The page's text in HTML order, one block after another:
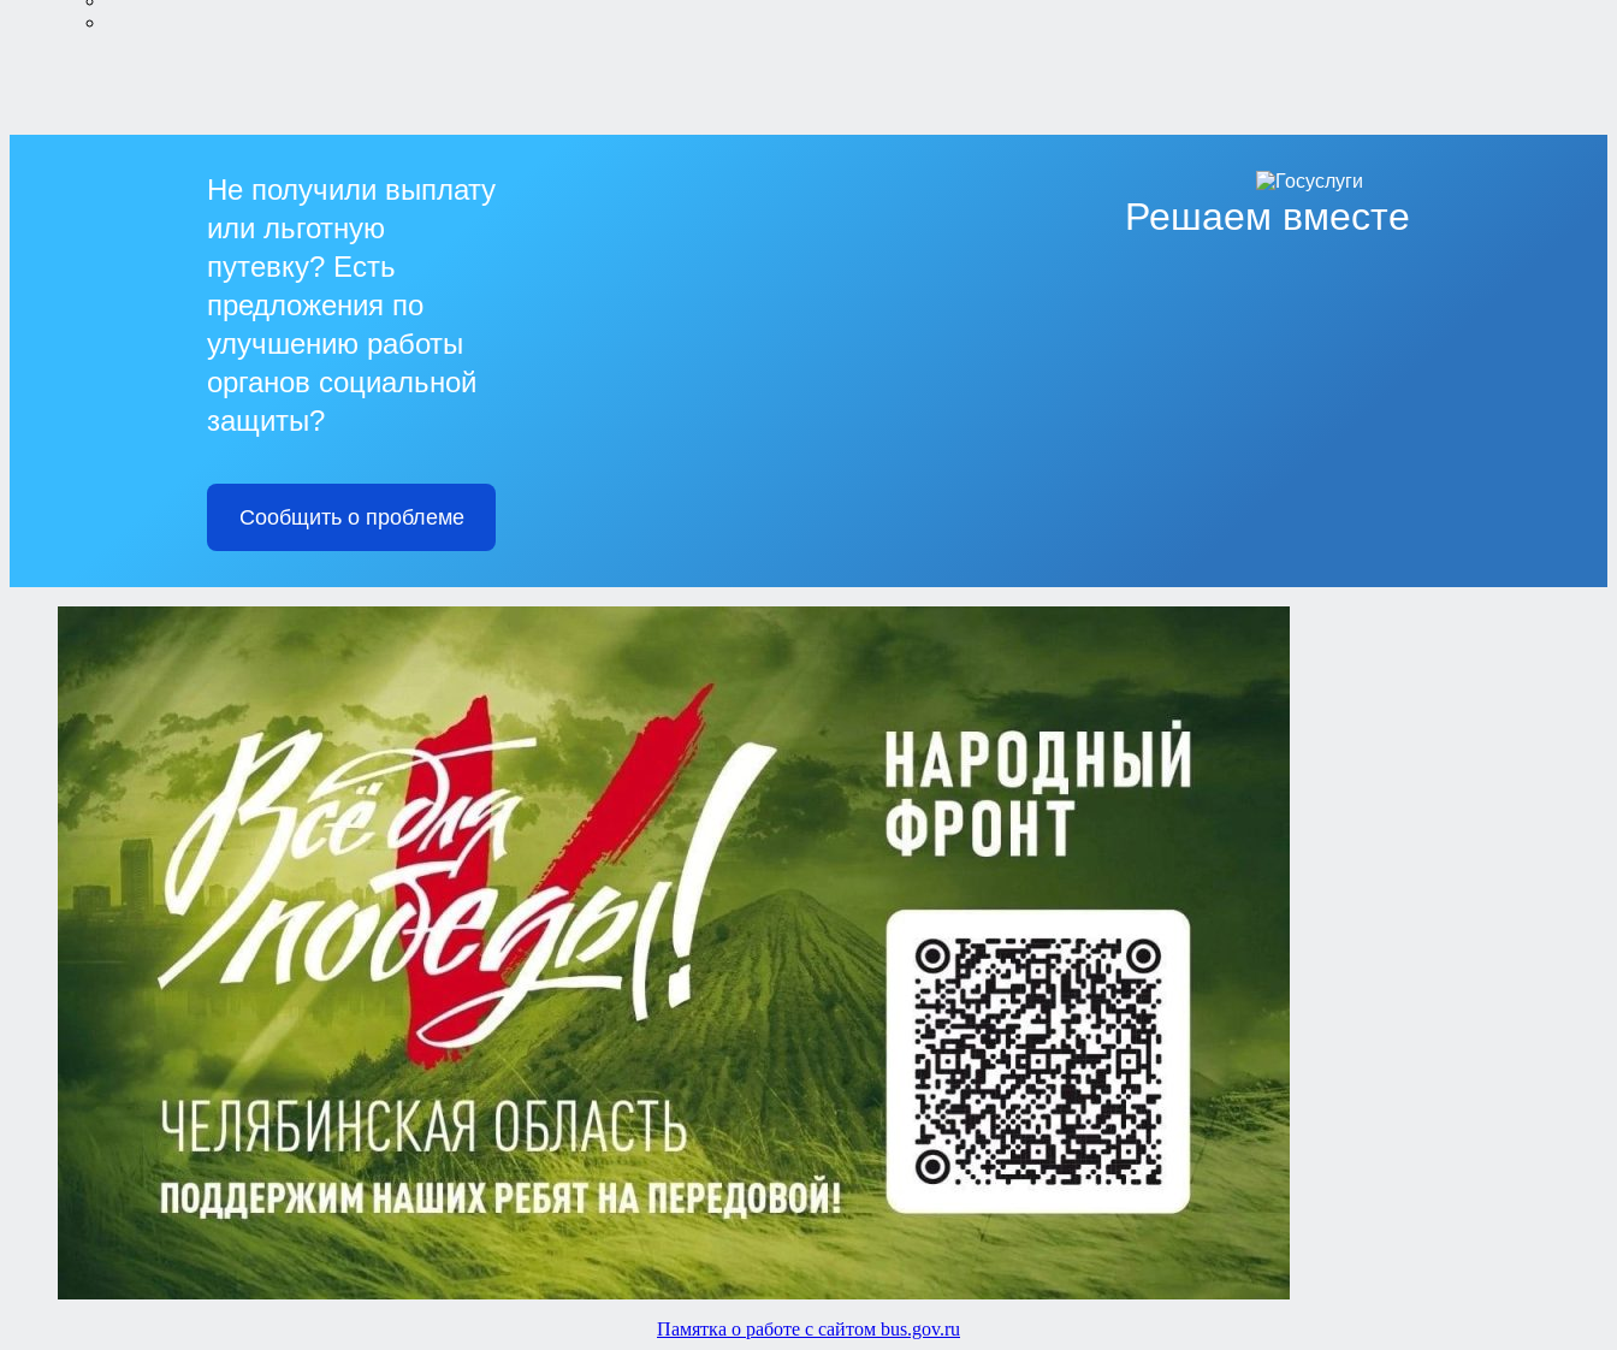
Решаем вместе
Не получили выплату
или льготную
путевку? Есть
предложения по
улучшению работы
органов социальной
защиты?
Сообщить о проблеме
Памятка о работе с сайтом bus.gov.ru